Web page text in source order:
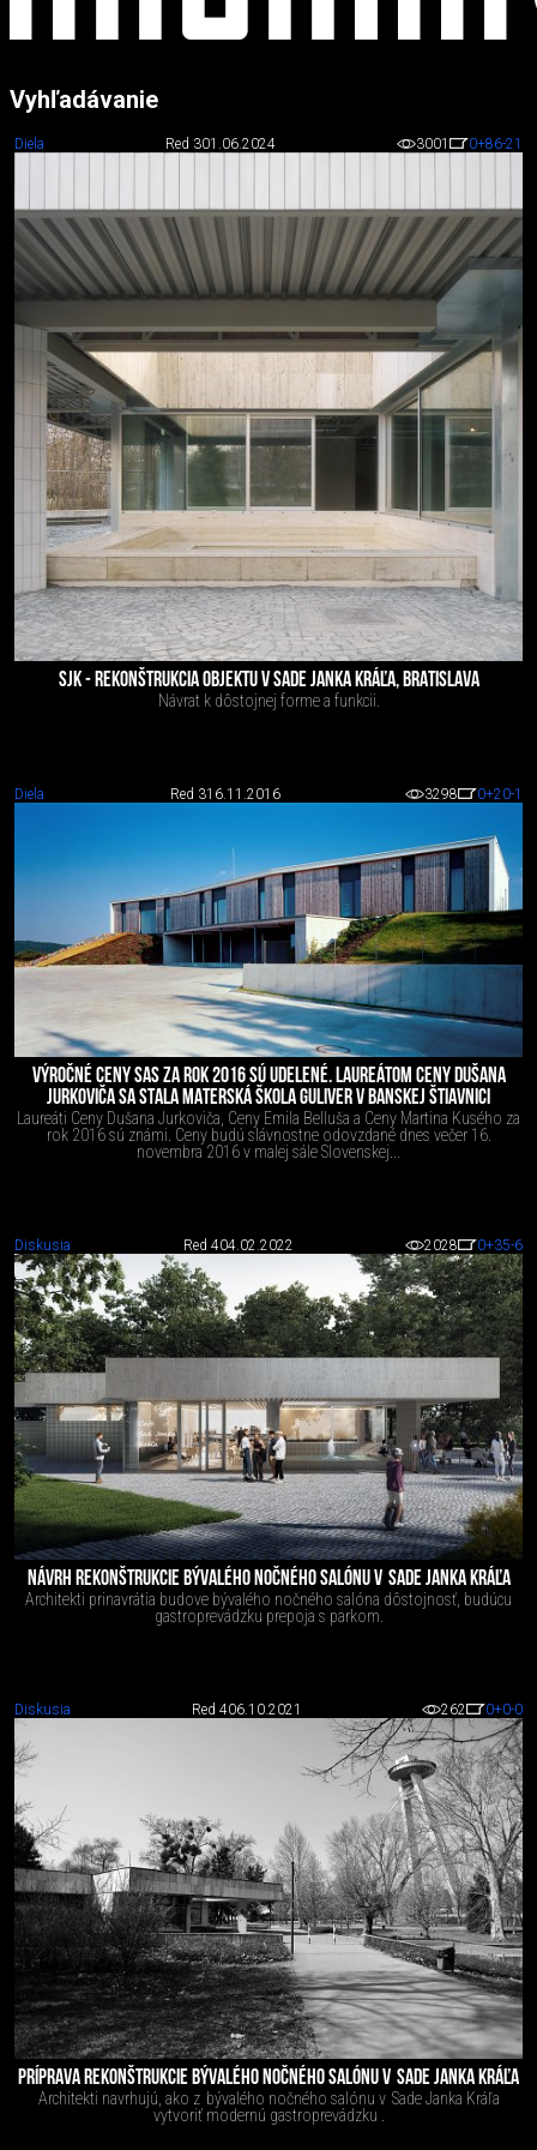
Vyhľadávanie
Diela Red 301.06.2024 3001 0+86-21
SJK - REKONŠTRUKCIA OBJEKTU V SADE JANKA KRÁĽA, BRATISLAVA
Návrat k dôstojnej forme a funkcii.
Diela Red 316.11.2016 3298 0+20-1
VÝROČNÉ CENY SAS ZA ROK 2016 SÚ UDELENÉ. LAUREÁTOM CENY DUŠANA
JURKOVIČA SA STALA MATERSKÁ ŠKOLA GULIVER V BANSKEJ ŠTIAVNICI
Laureáti Ceny Dušana Jurkoviča, Ceny Emila Belluša a Ceny Martina Kusého za
rok 2016 sú známi. Ceny budú slávnostne odovzdané dnes večer 16.
novembra 2016 v malej sále Slovenskej...
Diskusia Red 404.02.2022 2028 0+35-6
NÁVRH REKONŠTRUKCIE BÝVALÉHO NOČNÉHO SALÓNU V SADE JANKA KRÁĽA
Architekti prinavrátia budove bývalého nočného salóna dôstojnosť, budúcu
gastroprevádzku prepoja s parkom.
Diskusia Red 406.10.2021 262 0+0-0
PRÍPRAVA REKONŠTRUKCIE BÝVALÉHO NOČNÉHO SALÓNU V SADE JANKA KRÁĽA
Architekti navrhujú, ako z bývalého nočného salónu v Sade Janka Kráľa
vytvoriť modernú gastroprevádzku .